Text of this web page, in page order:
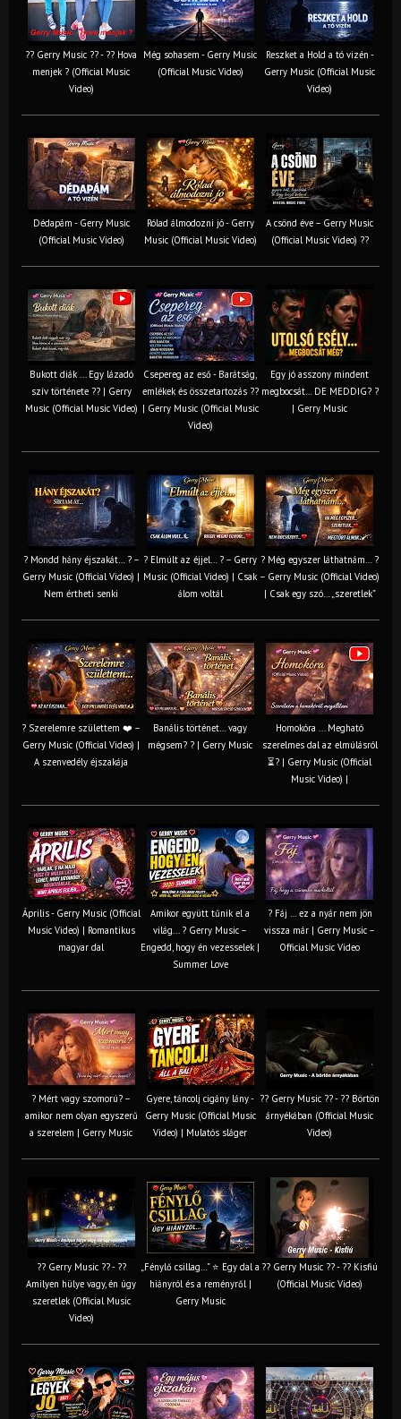
?? Gerry Music ?? - ?? Hova
menjek ? (Official Music
Video)
Még sohasem - Gerry Music
(Official Music Video)
Reszket a Hold a tó vizén -
Gerry Music (Official Music
Video)
Dédapám - Gerry Music
(Official Music Video)
Rólad álmodozni jó - Gerry
Music (Official Music Video)
A csönd éve – Gerry Music
(Official Music Video) ??
Bukott diák ... Egy lázadó
szív története ?? | Gerry
Music (Official Music Video)
Csepereg az eső - Barátság,
emlékek és összetartozás ?️?
| Gerry Music (Official Music
Video)
Egy jó asszony mindent
megbocsát… DE MEDDIG? ?
| Gerry Music
? Mondd hány éjszakát… ? –
Gerry Music (Official Video) |
Nem értheti senki
? Elmúlt az éjjel… ? – Gerry
Music (Official Video) | Csak
álom voltál
? Még egyszer láthatnám… ?
– Gerry Music (Official Video)
| Csak egy szó… „szeretlek”
? Szerelemre születtem ❤️ –
Gerry Music (Official Video) |
A szenvedély éjszakája
Banális történet… vagy
mégsem? ? | Gerry Music
Homokóra ... Megható
szerelmes dal az elmúlásról
⏳? | Gerry Music (Official
Music Video) |
Április - Gerry Music (Official
Music Video) | Romantikus
magyar dal
Amikor együtt tűnik el a
világ... ? Gerry Music –
Engedd, hogy én vezesselek |
Summer Love
? Fáj … ez a nyár nem jön
vissza már | Gerry Music –
Official Music Video
? Mért vagy szomorú? –
amikor nem olyan egyszerű
a szerelem | Gerry Music
Gyere, táncolj cigány lány -
Gerry Music (Official Music
Video) | Mulatós sláger
?? Gerry Music ?? - ?? Börtön
árnyékában (Official Music
Video)
?? Gerry Music ?? - ??
Amilyen hülye vagy, én úgy
szeretlek (Official Music
Video)
„Fénylő csillag…” ⭐ Egy dal a
hiányról és a reményről |
Gerry Music
?? Gerry Music ?? - ?? Kisfiú
(Official Music Video)